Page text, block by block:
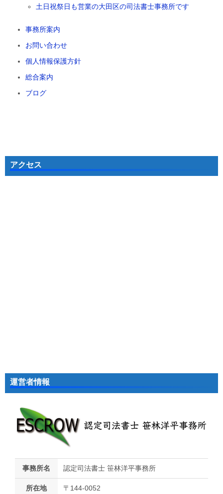
土日祝祭日も営業の大田区の司法書士事務所です
事務所案内
お問い合わせ
個人情報保護方針
総合案内
ブログ
アクセス
運営者情報
事務所名 認定司法書士 笹林洋平事務所
所在地 〒144-0052